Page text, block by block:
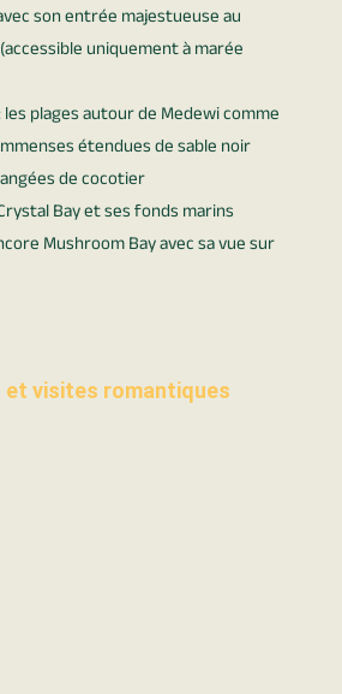
son entrée majestueuse au
uniquement à marée
plages autour de Medewi comme
étendues de sable noir
de cocotier
Bay et ses fonds marins
Mushroom Bay avec sa vue sur
visites romantiques